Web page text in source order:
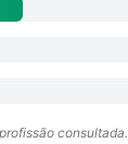
consultada.